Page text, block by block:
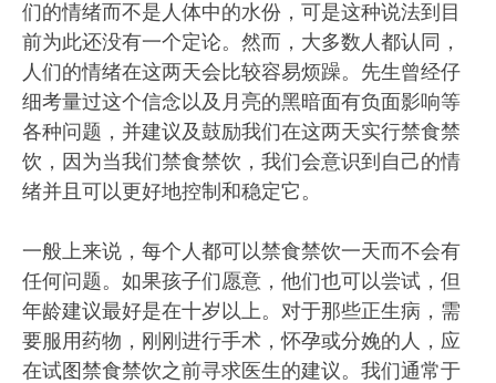
们的情绪而不是人体中的水份，可是这种说法到目
前为此还没有一个定论。然而，大多数人都认同，
人们的情绪在这两天会比较容易烦躁。先生曾经仔
细考量过这个信念以及月亮的黑暗面有负面影响等
各种问题，并建议及鼓励我们在这两天实行禁食禁
饮，因为当我们禁食禁饮，我们会意识到自己的情
绪并且可以更好地控制和稳定它。
一般上来说，每个人都可以禁食禁饮一天而不会有
任何问题。如果孩子们愿意，他们也可以尝试，但
年龄建议最好是在十岁以上。对于那些正生病，需
要服用药物，刚刚进行手术，怀孕或分娩的人，应
在试图禁食禁饮之前寻求医生的建议。我们通常于